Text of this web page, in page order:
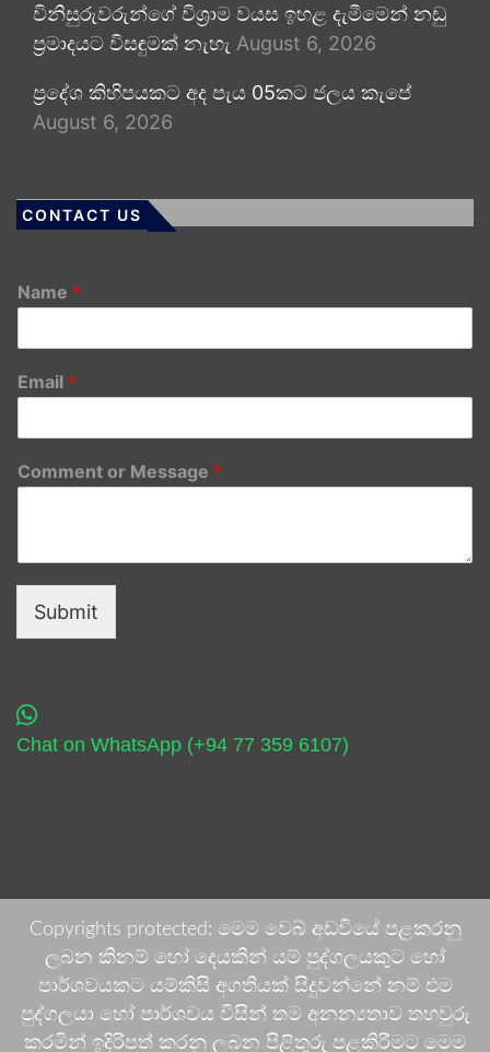
විනිසුරුවරුන්ගේ විශ්‍රාම වයස ඉහළ දැමීමෙන් නඩු
ප්‍රමාදයට විසඳුමක් නැහැ August 6, 2026
ප්‍රදේශ කිහිපයකට අද පැය 05කට ජලය කැපේ
August 6, 2026
CONTACT US
Name *
Email *
Comment or Message *
Submit
Chat on WhatsApp (+94 77 359 6107)
Copyrights protected: මෙම වෙබ් අඩවියේ පළකරනු
ලබන කිනම් හෝ දෙයකින් යම් පුද්ගලයකුට හෝ
පාර්ශවයකට යම්කිසි අගතියක් සිදුවන්නේ නම් එම
පුද්ගලයා හෝ පාර්ශවය විසින් තම අනන්‍යතාව තහවුරු
කරමින් ඉදිරිපත් කරනු ලබන පිළිතුරු පළකිරීමට මෙම